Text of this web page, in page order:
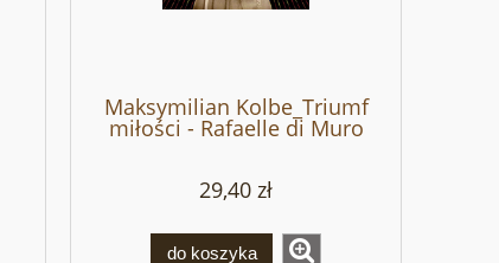
Maksymilian Kolbe_Triumf
miłości - Rafaelle di Muro
29,40 zł
do koszyka